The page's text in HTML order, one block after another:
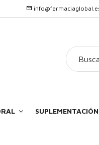
SUPLEMENTACIÓN